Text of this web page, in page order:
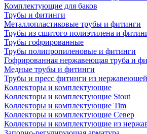
Комплектующие для баков
Трубы и фитинги
Металлопластиковые трубы и фитинги
Трубы из сшитого полиэтилена и
Трубы гофрированные
Трубы полипропиленовые и фитинги
Гофрированная нержавеющая труба и
Медные трубы и фитинги
Трубы и пресс фитинги из
Коллекторы и комплектующие
Коллекторы и комплектующие Stout
Коллекторы и комплектующие Tim
Коллекторы и комплектующие Север
Коллекторы и комплектующие из